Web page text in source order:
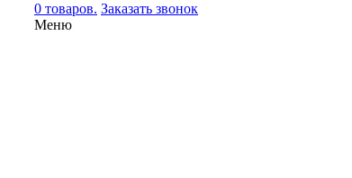
0 товаров. Заказать звонок
Меню